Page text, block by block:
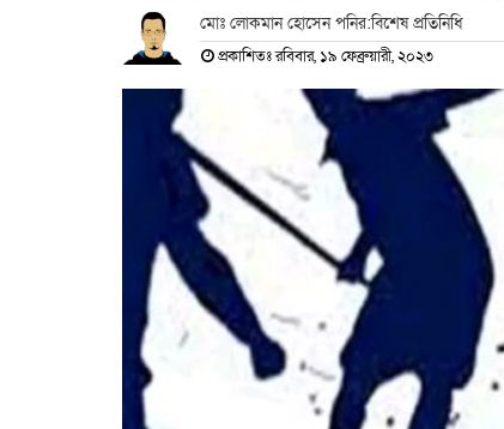
মোঃ লোকমান হোসেন পনির:বিশেষ প্রতিনিধি
প্রকাশিতঃ রবিবার, ১৯ ফেব্রুয়ারী, ২০২৩